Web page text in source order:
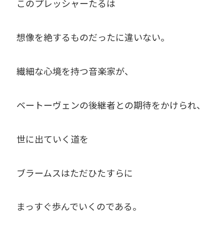
このプレッシャーたるは
想像を絶するものだったに違いない。
繊細な心境を持つ音楽家が、
ベートーヴェンの後継者との期待をかけられ、
世に出ていく道を
ブラームスはただひたすらに
まっすぐ歩んでいくのである。